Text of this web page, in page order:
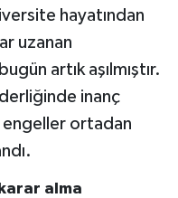
hayatından
uzanan
artık aşılmıştır.
inanç
ortadan
alma